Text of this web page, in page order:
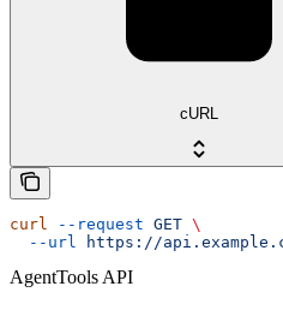
cURL
curl --request GET \
  --url
https://
AgentTools API